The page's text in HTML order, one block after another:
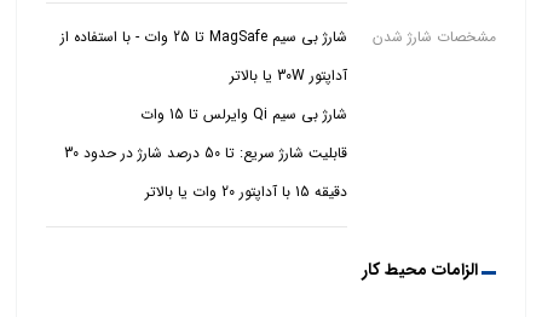
مشخصات شارژ شدن
شارژ بی سیم MagSafe تا 25 وات - با استفاده از
آداپتور 30W یا بالاتر
قابلیت شارژ سریع: تا 50 درصد شارژ در حدود 30
دقیقه 15 با آداپتور 20 وات یا بالاتر
الزامات محیط کار